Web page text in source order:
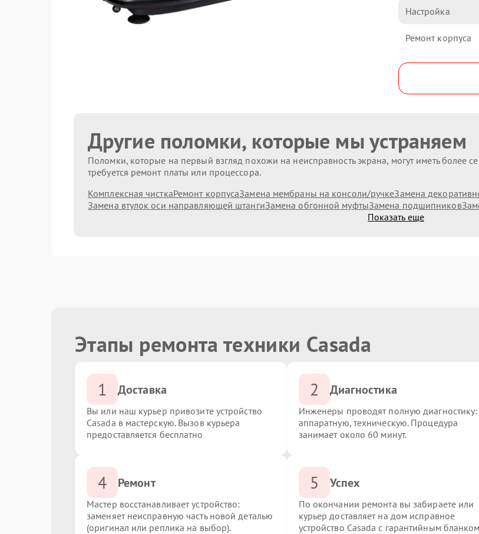
Настройка
Ремонт корпуса
Другие поломки, которые мы устраняем
Поломки, которые на первый взгляд похожи на неисправность экрана, могут иметь более
требуется ремонт платы или процессора.
Комплексная чисткаРемонт корпусаЗамена мембраны на консоли/ручкеЗамена
Замена втулок оси направляющей штангиЗамена обгонной муфтыЗамена подшипников
Показать еще
Этапы ремонта техники Casada
1 Доставка
Вы или наш курьер привозите устройство
Casada в мастерскую. Вызов курьера
предоставляется бесплатно
2 Диагностика
Инженеры проводят полную диагностику:
аппаратную, техническую. Процедура
занимает около 60 минут.
4 Ремонт
Мастер восстанавливает устройство:
заменяет неисправную часть новой деталью
(оригинал или реплика на выбор).
5 Успех
По окончании ремонта вы забираете или
курьер доставляет на дом исправное
устройство Casada с гарантийным